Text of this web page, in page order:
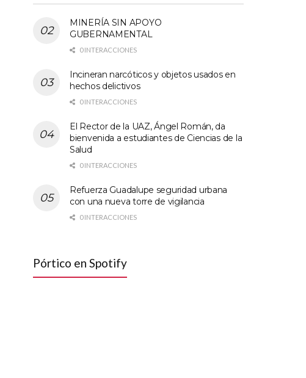
MINERÍA SIN APOYO
GUBERNAMENTAL
0 INTERACCIONES
Incineran narcóticos y objetos usados en
hechos delictivos
0 INTERACCIONES
El Rector de la UAZ, Ángel Román, da
bienvenida a estudiantes de Ciencias de la
Salud
0 INTERACCIONES
Refuerza Guadalupe seguridad urbana
con una nueva torre de vigilancia
0 INTERACCIONES
Pórtico en Spotify